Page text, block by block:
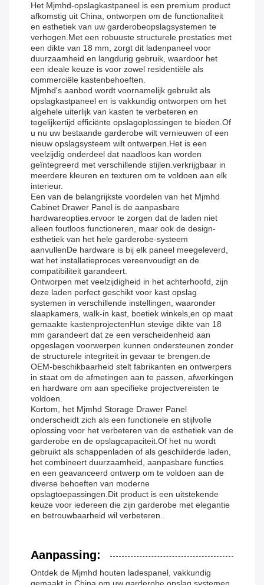
Het Mjmhd-opslagkastpaneel is een premium product
afkomstig uit China, ontworpen om de functionaliteit
en esthetiek van uw garderobeopslagsystemen te
verhogen.Met een robuuste structurele prestaties met
een dikte van 18 mm, zorgt dit ladenpaneel voor
duurzaamheid en langdurig gebruik, waardoor het
een ideale keuze is voor zowel residentiële als
commerciële kastenbehoeften.
Mjmhd's aanbod wordt voornamelijk gebruikt als
opslagkastpaneel en is vakkundig ontworpen om het
algehele uiterlijk van kasten te verbeteren en
tegelijkertijd efficiënte opslagoplossingen te bieden.Of
u nu uw bestaande garderobe wilt vernieuwen of een
nieuw opslagsysteem wilt ontwerpen.Het is een
veelzijdig onderdeel dat naadloos kan worden
geïntegreerd met verschillende stijlen.verkrijgbaar in
meerdere kleuren en texturen om te voldoen aan elk
interieur.
Een van de belangrijkste voordelen van het Mjmhd
Cabinet Drawer Panel is de aanpasbare
hardwareopties.ervoor te zorgen dat de laden niet
alleen foutloos functioneren, maar ook de design-
esthetiek van het hele garderobe-systeem
aanvullenDe hardware is bij elk paneel meegeleverd,
wat het installatieproces vereenvoudigt en de
compatibiliteit garandeert.
Ontworpen met veelzijdigheid in het achterhoofd, zijn
deze laden perfect geschikt voor kast opslag
systemen in verschillende instellingen, waaronder
slaapkamers, walk-in kast, boetiek winkels,en op maat
gemaakte kastenprojectenHun stevige dikte van 18
mm garandeert dat ze een verscheidenheid aan
opgeslagen voorwerpen kunnen ondersteunen zonder
de structurele integriteit in gevaar te brengen.de
OEM-beschikbaarheid stelt fabrikanten en ontwerpers
in staat om de afmetingen aan te passen, afwerkingen
en hardware om aan specifieke projectvereisten te
voldoen.
Kortom, het Mjmhd Storage Drawer Panel
onderscheidt zich als een functionele en stijlvolle
oplossing voor het verbeteren van de esthetiek van de
garderobe en de opslagcapaciteit.Of het nu wordt
gebruikt als schappenladen of als geschilderde laden,
het combineert duurzaamheid, aanpasbare functies
en een geavanceerd ontwerp om te voldoen aan de
diverse behoeften van moderne
opslagtoepassingen.Dit product is een uitstekende
keuze voor iedereen die zijn garderobe met elegantie
en betrouwbaarheid wil verbeteren..
Aanpassing:
Ontdek de Mjmhd houten ladespanel, vakkundig